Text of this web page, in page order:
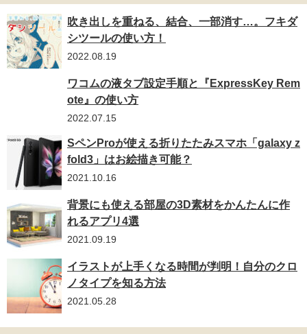
吹き出しを重ねる、結合、一部消す…。フキダ
シツールの使い方！
2022.08.19
ワコムの液タブ設定手順と『ExpressKey Rem
ote』の使い方
2022.07.15
SペンProが使える折りたたみスマホ「galaxy z
fold3」はお絵描き可能？
2021.10.16
背景にも使える部屋の3D素材をかんたんに作
れるアプリ4選
2021.09.19
イラストが上手くなる時間が判明！自分のクロ
ノタイプを知る方法
2021.05.28